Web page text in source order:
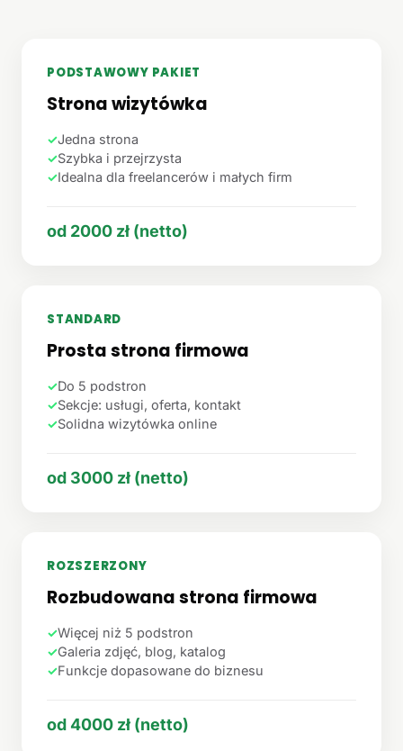
PODSTAWOWY PAKIET
Strona wizytówka
✓Jedna strona
✓Szybka i przejrzysta
✓Idealna dla freelancerów i małych firm
od 2000 zł (netto)
STANDARD
Prosta strona firmowa
✓Do 5 podstron
✓Sekcje: usługi, oferta, kontakt
✓Solidna wizytówka online
od 3000 zł (netto)
ROZSZERZONY
Rozbudowana strona firmowa
✓Więcej niż 5 podstron
✓Galeria zdjęć, blog, katalog
✓Funkcje dopasowane do biznesu
od 4000 zł (netto)